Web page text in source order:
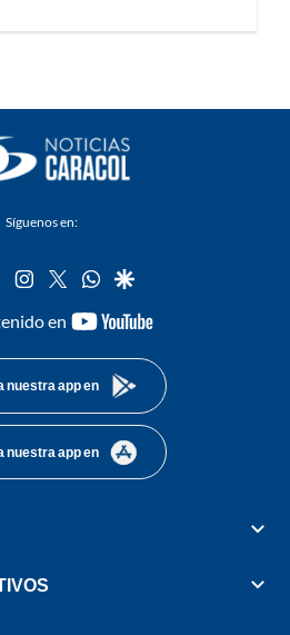
Síguenos en:
tiktok instagram
twitterwhatsapp
google
en
youtube-
nuestra app en
nuestra app en